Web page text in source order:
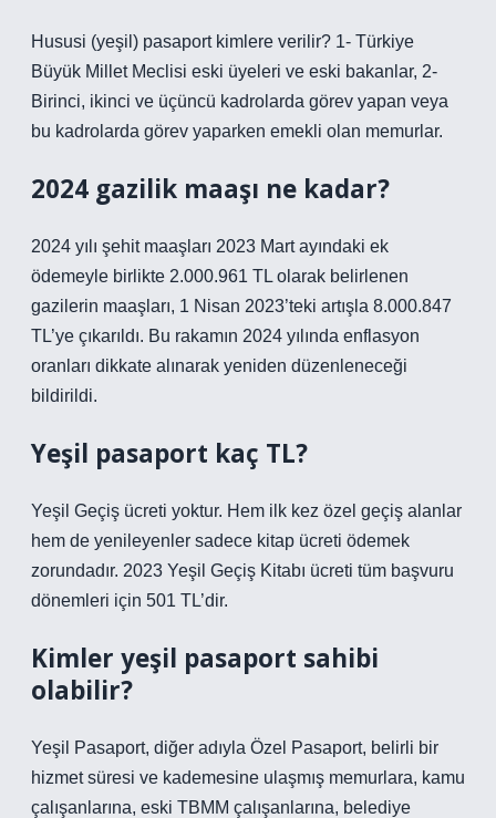
Hususi (yeşil) pasaport kimlere verilir? 1- Türkiye
Büyük Millet Meclisi eski üyeleri ve eski bakanlar, 2-
Birinci, ikinci ve üçüncü kadrolarda görev yapan veya
bu kadrolarda görev yaparken emekli olan memurlar.
2024 gazilik maaşı ne kadar?
2024 yılı şehit maaşları 2023 Mart ayındaki ek
ödemeyle birlikte 2.000.961 TL olarak belirlenen
gazilerin maaşları, 1 Nisan 2023’teki artışla 8.000.847
TL’ye çıkarıldı. Bu rakamın 2024 yılında enflasyon
oranları dikkate alınarak yeniden düzenleneceği
bildirildi.
Yeşil pasaport kaç TL?
Yeşil Geçiş ücreti yoktur. Hem ilk kez özel geçiş alanlar
hem de yenileyenler sadece kitap ücreti ödemek
zorundadır. 2023 Yeşil Geçiş Kitabı ücreti tüm başvuru
dönemleri için 501 TL’dir.
Kimler yeşil pasaport sahibi
olabilir?
Yeşil Pasaport, diğer adıyla Özel Pasaport, belirli bir
hizmet süresi ve kademesine ulaşmış memurlara, kamu
çalışanlarına, eski TBMM çalışanlarına, belediye